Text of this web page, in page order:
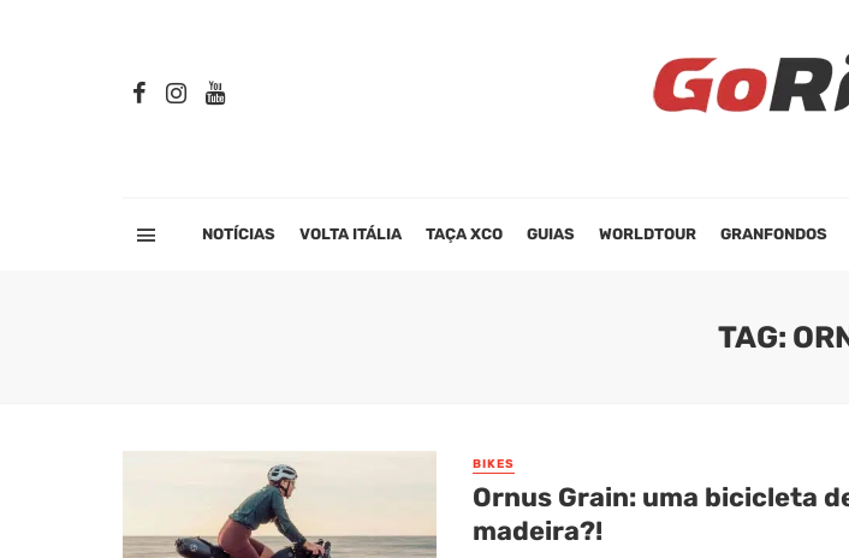
NOTÍCIAS VOLTA ITÁLIA TAÇA XCO GUIAS WORLDTOUR GRANFONDOS
TAG:
BIKES
Ornus Grain: uma bicicleta
madeira?!